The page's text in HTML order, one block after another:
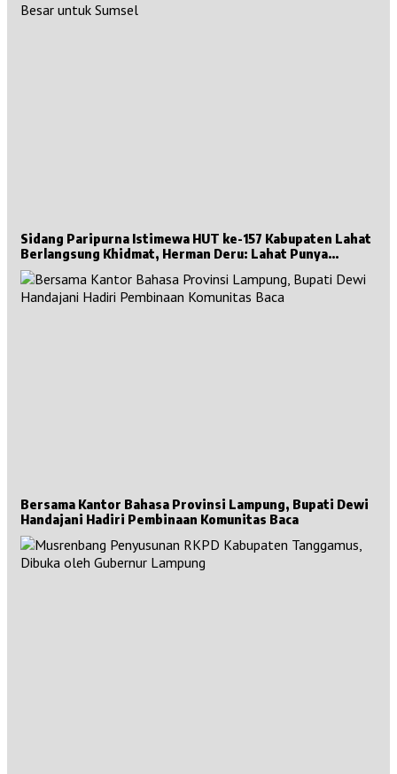
Sidang Paripurna Istimewa HUT ke-157 Kabupaten Lahat
Berlangsung Khidmat, Herman Deru: Lahat Punya
Sejarah Besar untuk Sumsel
Bersama Kantor Bahasa Provinsi Lampung, Bupati Dewi
Handajani Hadiri Pembinaan Komunitas Baca